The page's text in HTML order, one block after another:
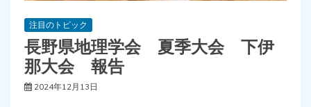
注目のトピック
長野県地理学会 夏季大会 下伊
那大会 報告
2024年12月13日